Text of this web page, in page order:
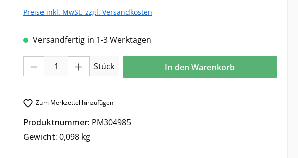
Preise inkl. MwSt. zzgl. Versandkosten
Versandfertig in 1-3 Werktagen
Produkt Anzahl: Gib den gewünschten Wert ein oder benutze die
Stück In den Warenkorb
Zum Merkzettel hinzufügen
Produktnummer: PM304985
Gewicht: 0,098 kg